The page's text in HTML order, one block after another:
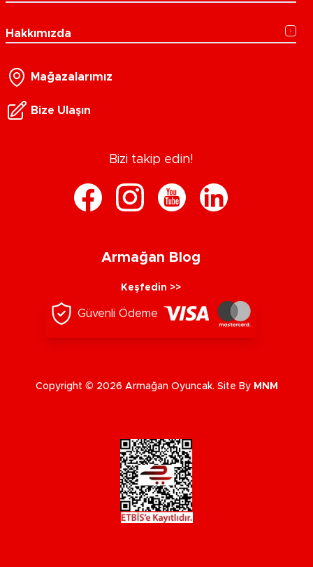
Hakkımızda
Mağazalarımız
Bize Ulaşın
Bizi takip edin!
Armağan Blog
Keşfedin >>
Güvenli Ödeme
Copyright © 2026 Armağan Oyuncak. Site By MNM